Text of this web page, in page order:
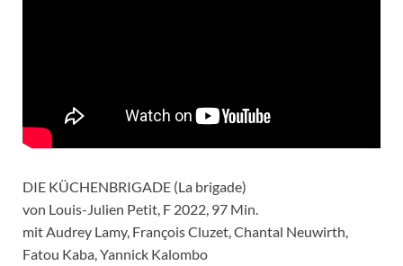
DIE KÜCHENBRIGADE (La brigade)
von Louis-Julien Petit, F 2022, 97 Min.
mit Audrey Lamy, François Cluzet, Chantal Neuwirth,
Fatou Kaba, Yannick Kalombo